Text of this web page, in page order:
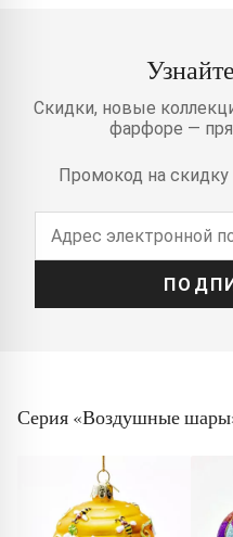
Скидки, новые
фарфоре —
Промокод на
Серия «Воздушные